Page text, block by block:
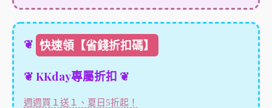
❦ 快速領【省錢折扣碼】
❦ KKday專屬折扣 ❦
週週買１送１、夏日5折起！